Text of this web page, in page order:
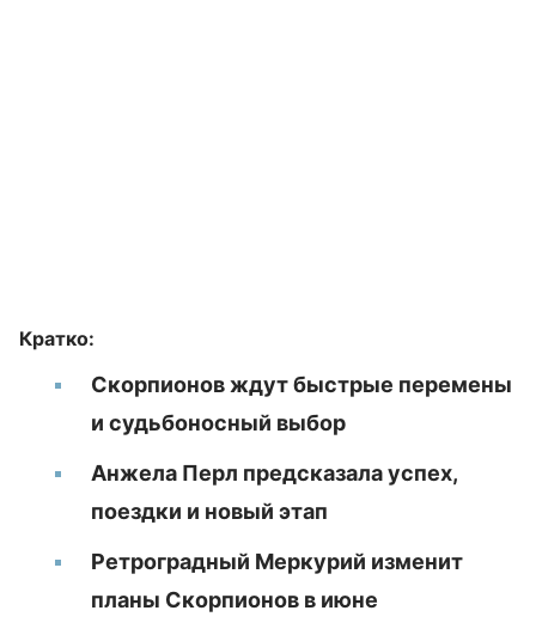
Кратко:
Скорпионов ждут быстрые перемены
и судьбоносный выбор
Анжела Перл предсказала успех,
поездки и новый этап
Ретроградный Меркурий изменит
планы Скорпионов в июне